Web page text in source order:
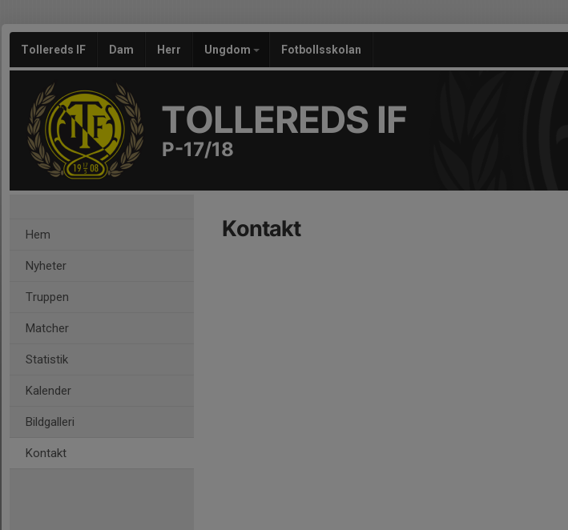
Tollereds IF Dam Herr Ungdom Fotbollsskolan
TOLLEREDS IF
P-17/18
Hem
Nyheter
Truppen
Matcher
Statistik
Kalender
Bildgalleri
Kontakt
Kontakt